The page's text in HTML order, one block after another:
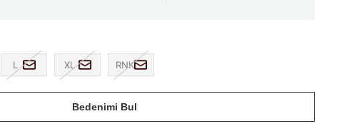
L XL RNK
Bedenimi Bul